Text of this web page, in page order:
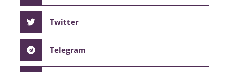
Twitter
Telegram